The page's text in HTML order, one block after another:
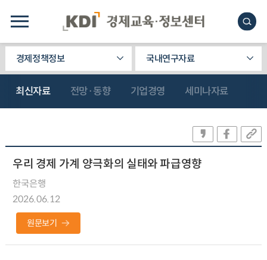
경제정책정보 국내연구자료
최신자료 전망·동향 기업경영 세미나자료
우리 경제 가계 양극화의 실태와 파급영향
한국은행
2026.06.12
원문보기